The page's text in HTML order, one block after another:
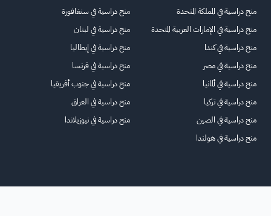
منح دراسية في المملكة المتحدة
منح دراسية في الإمارات العربية المتحدة
منح دراسية في كندا
منح دراسية في مصر
منح دراسية في ألمانيا
منح دراسية في تركيا
منح دراسية في الصين
منح دراسية في هولندا
منح دراسية في سنغافورة
منح دراسية في لبنان
منح دراسية في إيطاليا
منح دراسية في فرنسا
منح دراسية في جنوب أفريقيا
منح دراسية في العراق
منح دراسية في نيوزيلاندا